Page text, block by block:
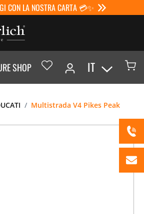
CON LA NOSTRA CARTA 💳✨
SHOP IT
Multistrada V4 Pikes Peak